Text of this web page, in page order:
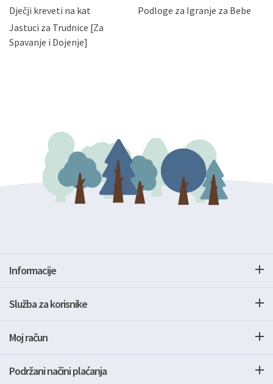
zatražiti prestanak aktivnosti obrade Vaših osobnih
podataka. Opoziv privole možete podnijeti poštom na
gore navedenu adresu ili e-mailom na adresu:
Dječji kreveti na kat
Podloge za Igranje za Bebe
Jastuci za Trudnice [Za
Spavanje i Dojenje]
Informacije
Služba za korisnike
Moj račun
Podržani načini plaćanja